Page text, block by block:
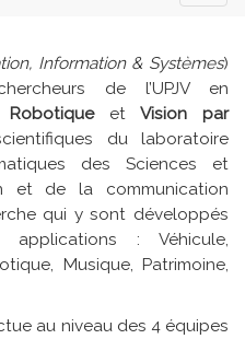
Information & Systèmes)
de l’UPJV en
RobotiqueetVision par
du laboratoire
des Sciences et
et de la communication
qui y sont développés
applications : Véhicule,
Musique, Patrimoine,
au niveau des 4 équipes